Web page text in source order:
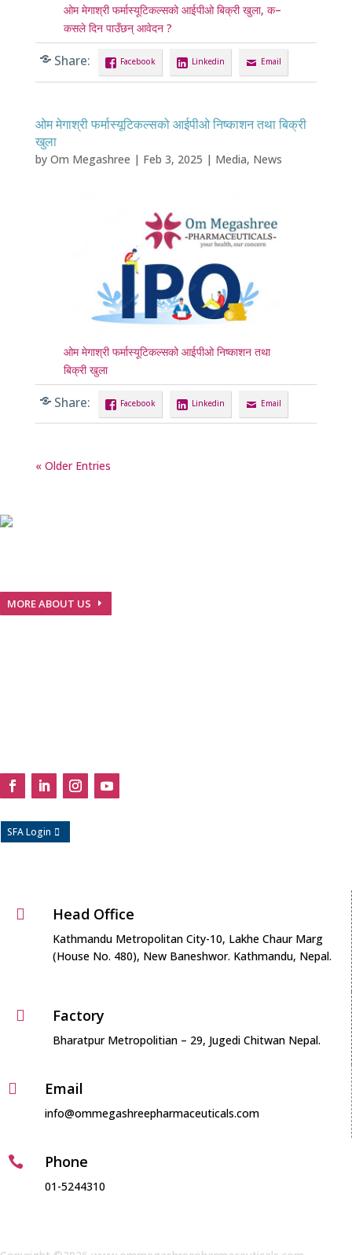
ओम मेगाश्री फर्मास्यूटिकल्सको आईपीओ बिक्री खुला, क–
कसले दिन पाउँछन् आवेदन ?
Share: Facebook Linkedin Email
ओम मेगाश्री फर्मास्यूटिकल्सको आईपीओ निष्काशन तथा बिक्री
खुला
by Om Megashree | Feb 3, 2025 | Media, News
ओम मेगाश्री फर्मास्यूटिकल्सको आईपीओ निष्काशन तथा
बिक्री खुला
Share: Facebook Linkedin Email
« Older Entries
MORE ABOUT US
SFA Login
 Head Office
Kathmandu Metropolitan City-10, Lakhe Chaur Marg
(House No. 480), New Baneshwor. Kathmandu, Nepal.
 Factory
Bharatpur Metropolitian – 29, Jugedi Chitwan Nepal.
 Email
info@ommegashreepharmaceuticals.com
 Phone
01-5244310